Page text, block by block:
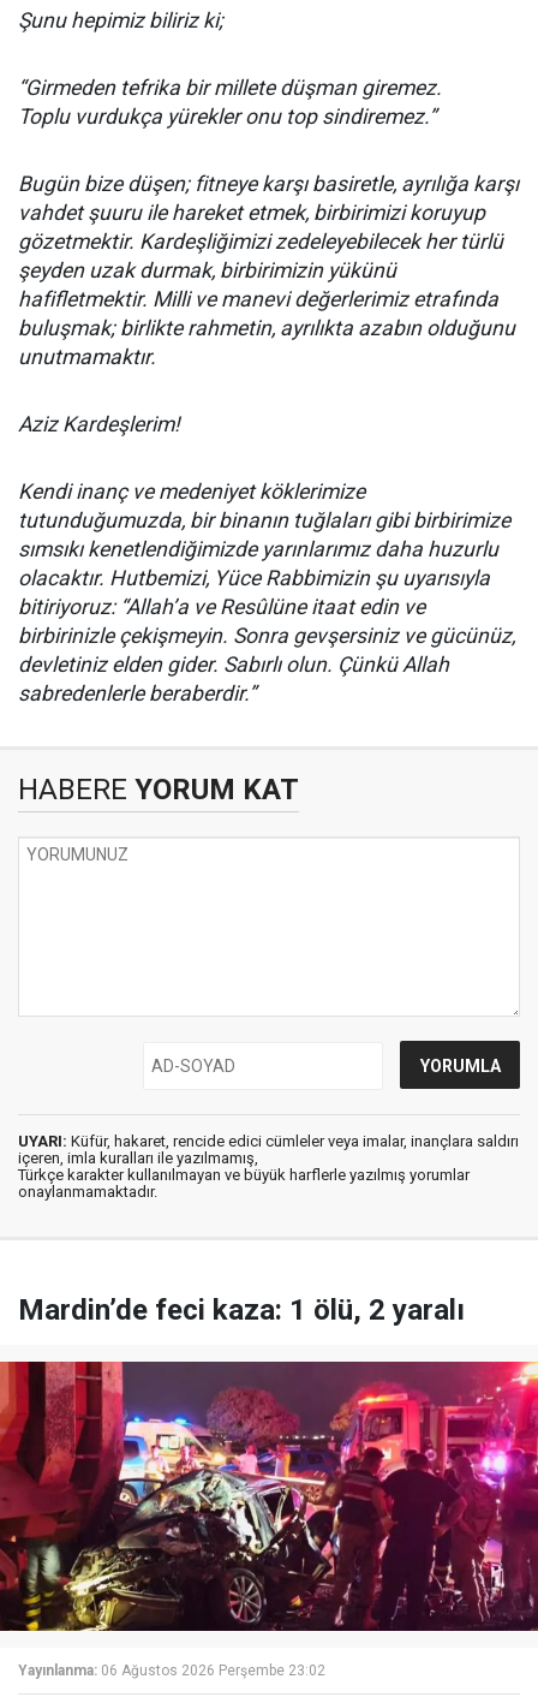
Şunu hepimiz biliriz ki;
“Girmeden tefrika bir millete düşman giremez.
Toplu vurdukça yürekler onu top sindiremez.”
Bugün bize düşen; fitneye karşı basiretle, ayrılığa karşı
vahdet şuuru ile hareket etmek, birbirimizi koruyup
gözetmektir. Kardeşliğimizi zedeleyebilecek her türlü
şeyden uzak durmak, birbirimizin yükünü
hafifletmektir. Milli ve manevi değerlerimiz etrafında
buluşmak; birlikte rahmetin, ayrılıkta azabın olduğunu
unutmamaktır.
Aziz Kardeşlerim!
Kendi inanç ve medeniyet köklerimize
tutunduğumuzda, bir binanın tuğlaları gibi birbirimize
sımsıkı kenetlendiğimizde yarınlarımız daha huzurlu
olacaktır. Hutbemizi, Yüce Rabbimizin şu uyarısıyla
bitiriyoruz: “Allah’a ve Resûlüne itaat edin ve
birbirinizle çekişmeyin. Sonra gevşersiniz ve gücünüz,
devletiniz elden gider. Sabırlı olun. Çünkü Allah
sabredenlerle beraberdir.”
HABERE YORUM KAT
UYARI: Küfür, hakaret, rencide edici cümleler veya imalar, inançlara saldırı
içeren, imla kuralları ile yazılmamış,
Türkçe karakter kullanılmayan ve büyük harflerle yazılmış yorumlar
onaylanmamaktadır.
Mardin’de feci kaza: 1 ölü, 2 yaralı
Yayınlanma: 06 Ağustos 2026 Perşembe 23:02